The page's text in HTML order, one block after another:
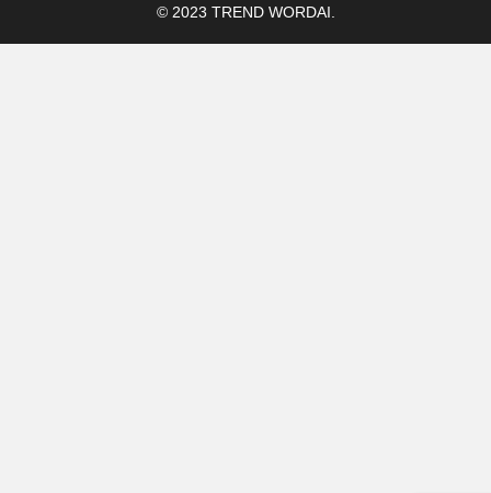
© 2023 TREND WORDAI.